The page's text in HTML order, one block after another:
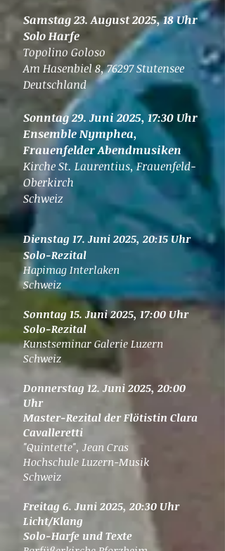
Samstag 23. August 2025, 18 Uhr
Solo Harfe
Topolino Goloso
Am Hasenbiel 8, 76297 Stutensee
Deutschland
Sonntag 29. Juni 2025, 17:30 Uhr
Ensemble Nymphea,
Frauenfelder Abendmusiken
Kirche St. Laurentius, Frauenfeld-
Oberkirch
Schweiz
Dienstag 17. Juni 2025, 20:15 Uhr
Solo-Rezital
Hapimag Interlaken
Schweiz
Sonntag 15. Juni 2025, 17:00 Uhr
Solo-Rezital
Kunstseminar Galerie Luzern
Schweiz
Donnerstag 12. Juni 2025, 20:00
Uhr
Master-Rezital der Flötistin Clara
Cavalleretti
"Quintette", Jean Cras
Hochschule Luzern-Musik
Schweiz
Freitag 6. Juni 2025, 20:30 Uhr
Licht/Klang
Solo-Harfe und Texte